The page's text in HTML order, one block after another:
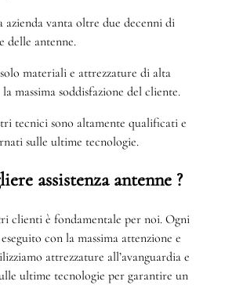
azienda vanta oltre due decenni di
delle antenne.
materiali e attrezzature di alta
massima soddisfazione del cliente.
tecnici sono altamente qualificati e
sulle ultime tecnologie.
assistenza antenne ?
clienti è fondamentale per noi. Ogni
con la massima attenzione e
attrezzature all’avanguardia e
ultime tecnologie per garantire un